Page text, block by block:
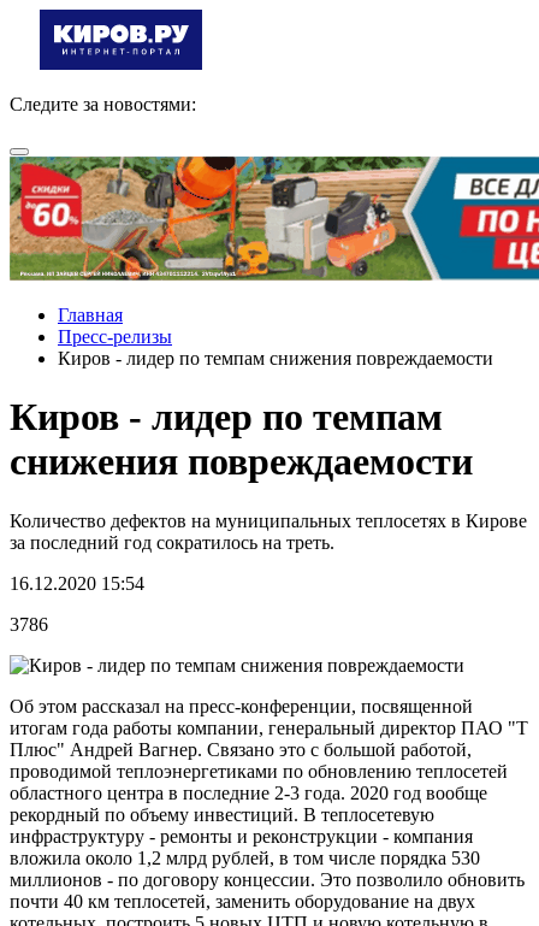
Следите за новостями:
Главная
Пресс-релизы
Киров - лидер по темпам снижения повреждаемости
Киров - лидер по темпам
снижения повреждаемости
Количество дефектов на муниципальных теплосетях в Кирове
за последний год сократилось на треть.
16.12.2020 15:54
3786
Об этом рассказал на пресс-конференции, посвященной
итогам года работы компании, генеральный директор ПАО "Т
Плюс" Андрей Вагнер. Связано это с большой работой,
проводимой теплоэнергетиками по обновлению теплосетей
областного центра в последние 2-3 года. 2020 год вообще
рекордный по объему инвестиций. В теплосетевую
инфраструктуру - ремонты и реконструкции - компания
вложила около 1,2 млрд рублей, в том числе порядка 530
миллионов - по договору концессии. Это позволило обновить
почти 40 км теплосетей, заменить оборудование на двух